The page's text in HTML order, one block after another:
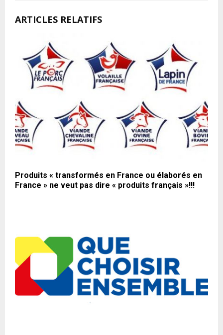
ARTICLES RELATIFS
Produits « transformés en France ou élaborés en
France » ne veut pas dire « produits français »!!!